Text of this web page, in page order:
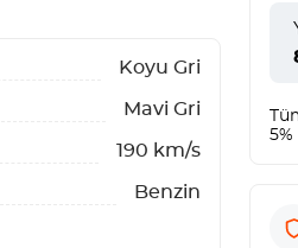
Koyu Gri
Mavi Gri
190 km/s
Benzin